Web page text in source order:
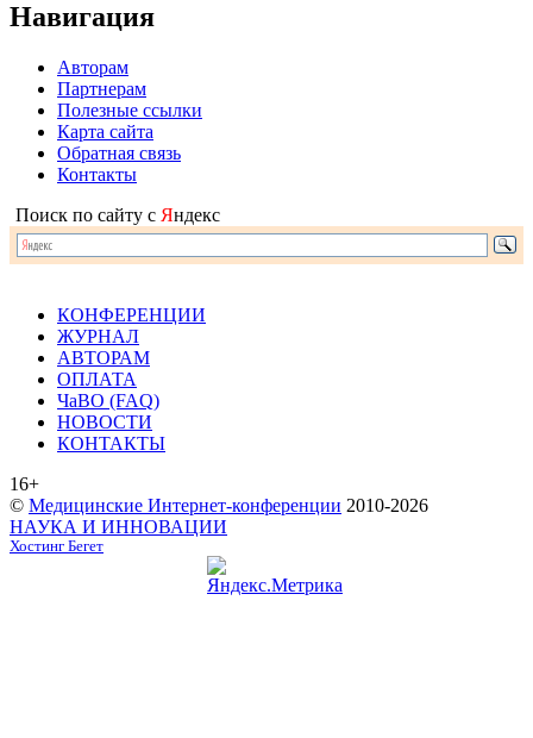
Навигация
Авторам
Партнерам
Полезные ссылки
Карта сайта
Обратная связь
Контакты
Поиск по сайту с Яндекс
КОНФЕРЕНЦИИ
ЖУРНАЛ
АВТОРАМ
ОПЛАТА
ЧаВО (FAQ)
НОВОСТИ
КОНТАКТЫ
16+
© Медицинские Интернет-конференции 2010-2026
НАУКА И ИННОВАЦИИ
Хостинг Бегет